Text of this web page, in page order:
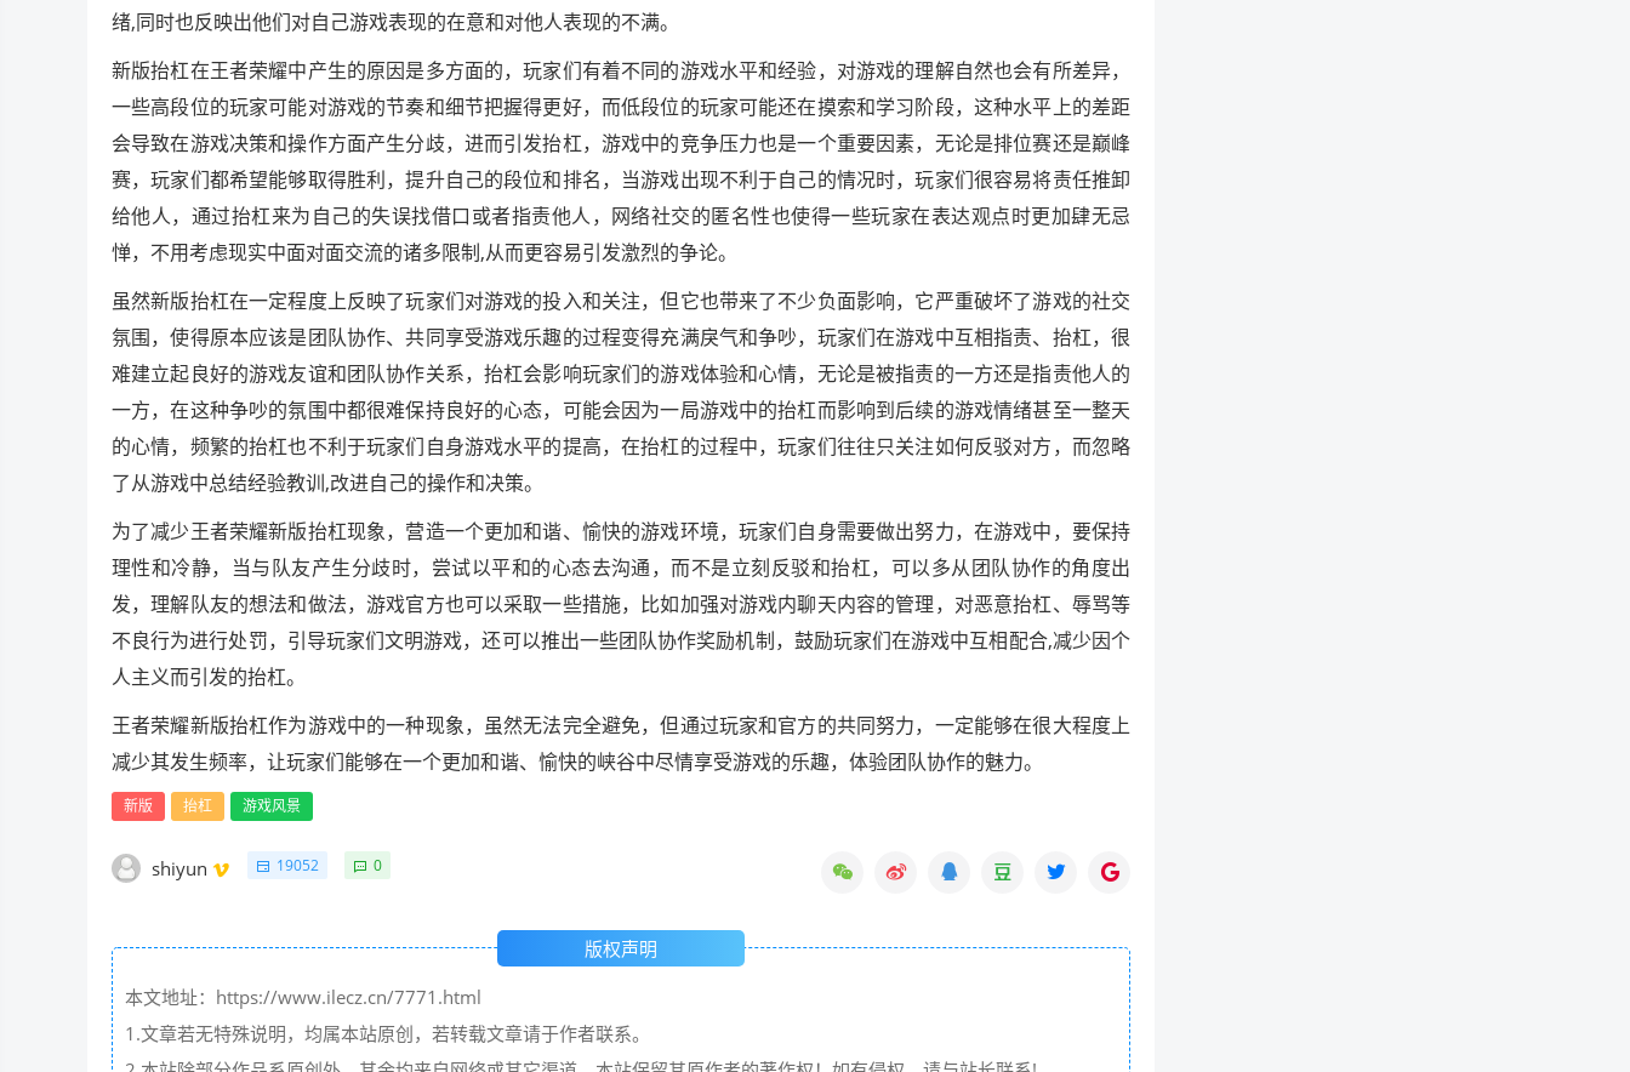
绪,同时也反映出他们对自己游戏表现的在意和对他人表现的不满。
新版抬杠在王者荣耀中产生的原因是多方面的，玩家们有着不同的游戏水平和经验，对游戏的理解自然也会有所差异，
一些高段位的玩家可能对游戏的节奏和细节把握得更好，而低段位的玩家可能还在摸索和学习阶段，这种水平上的差距
会导致在游戏决策和操作方面产生分歧，进而引发抬杠，游戏中的竞争压力也是一个重要因素，无论是排位赛还是巅峰
赛，玩家们都希望能够取得胜利，提升自己的段位和排名，当游戏出现不利于自己的情况时，玩家们很容易将责任推卸
给他人，通过抬杠来为自己的失误找借口或者指责他人，网络社交的匿名性也使得一些玩家在表达观点时更加肆无忌
惮，不用考虑现实中面对面交流的诸多限制,从而更容易引发激烈的争论。
虽然新版抬杠在一定程度上反映了玩家们对游戏的投入和关注，但它也带来了不少负面影响，它严重破坏了游戏的社交
氛围，使得原本应该是团队协作、共同享受游戏乐趣的过程变得充满戾气和争吵，玩家们在游戏中互相指责、抬杠，很
难建立起良好的游戏友谊和团队协作关系，抬杠会影响玩家们的游戏体验和心情，无论是被指责的一方还是指责他人的
一方，在这种争吵的氛围中都很难保持良好的心态，可能会因为一局游戏中的抬杠而影响到后续的游戏情绪甚至一整天
的心情，频繁的抬杠也不利于玩家们自身游戏水平的提高，在抬杠的过程中，玩家们往往只关注如何反驳对方，而忽略
了从游戏中总结经验教训,改进自己的操作和决策。
为了减少王者荣耀新版抬杠现象，营造一个更加和谐、愉快的游戏环境，玩家们自身需要做出努力，在游戏中，要保持
理性和冷静，当与队友产生分歧时，尝试以平和的心态去沟通，而不是立刻反驳和抬杠，可以多从团队协作的角度出
发，理解队友的想法和做法，游戏官方也可以采取一些措施，比如加强对游戏内聊天内容的管理，对恶意抬杠、辱骂等
不良行为进行处罚，引导玩家们文明游戏，还可以推出一些团队协作奖励机制，鼓励玩家们在游戏中互相配合,减少因个
人主义而引发的抬杠。
王者荣耀新版抬杠作为游戏中的一种现象，虽然无法完全避免，但通过玩家和官方的共同努力，一定能够在很大程度上
减少其发生频率，让玩家们能够在一个更加和谐、愉快的峡谷中尽情享受游戏的乐趣，体验团队协作的魅力。
新版 抬杠 游戏风景
shiyun 19052 0
版权声明
本文地址：https://www.ilecz.cn/7771.html
1.文章若无特殊说明，均属本站原创，若转载文章请于作者联系。